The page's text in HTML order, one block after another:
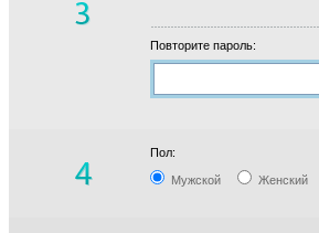
Повторите пароль:
Пол:
Мужской Женский